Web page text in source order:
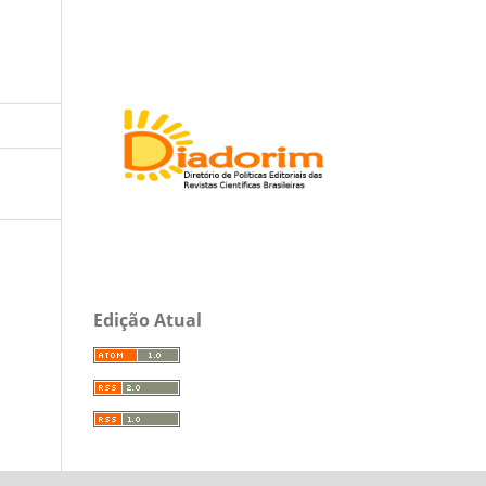
Edição Atual